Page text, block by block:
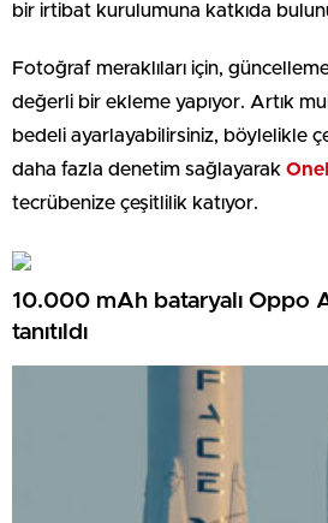
bir irtibat kurulumuna katkıda
Fotoğraf meraklıları için,
değerli bir ekleme yapıyor. Artık
bedeli ayarlayabilirsiniz, böylelikle
daha fazla denetim sağlayarak
tecrübenize çeşitlilik katıyor.
10.000 mAh bataryalı Oppo
tanıtıldı